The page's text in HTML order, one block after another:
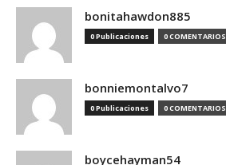
bonitahawdon885
0 Publicaciones 0 COMENTARIOS
bonniemontalvo7
0 Publicaciones 0 COMENTARIOS
boycehayman54